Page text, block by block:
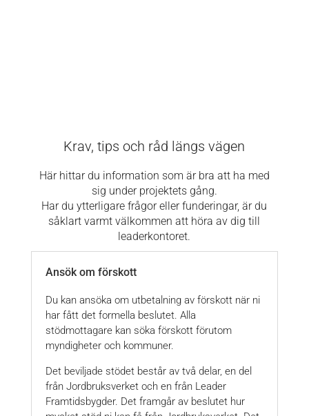
Krav, tips och råd längs vägen
Här hittar du information som är bra att ha med
sig under projektets gång.
Har du ytterligare frågor eller funderingar, är du
såklart varmt välkommen att höra av dig till
leaderkontoret.
Ansök om förskott
Du kan ansöka om utbetalning av förskott när ni
har fått det formella beslutet. Alla
stödmottagare kan söka förskott förutom
myndigheter och kommuner.
Det beviljade stödet består av två delar, en del
från Jordbruksverket och en från Leader
Framtidsbygder. Det framgår av beslutet hur